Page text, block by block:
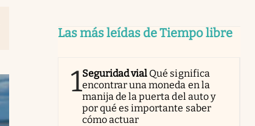
Las más leídas de Tiempo libre
1Seguridad vial Qué significa
encontrar una moneda en la
manija de la puerta del auto y
por qué es importante saber
cómo actuar